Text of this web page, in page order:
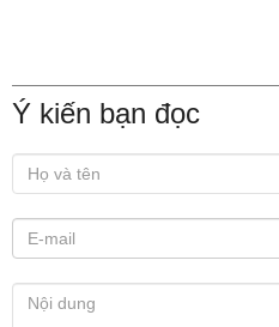
Ý kiến bạn đọc